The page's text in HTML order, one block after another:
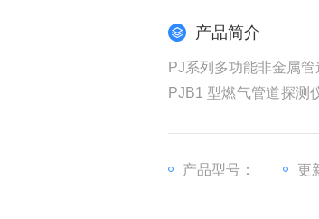
产品简介
PJ系列多功能非金属
PJB1 型燃气管道探测
产品型号： 更